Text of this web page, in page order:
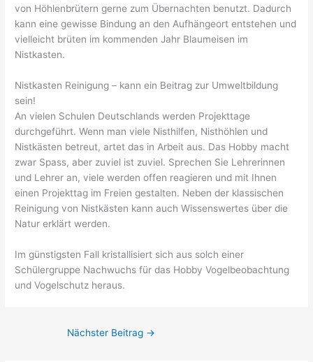
von Höhlenbrütern gerne zum Übernachten benutzt. Dadurch
kann eine gewisse Bindung an den Aufhängeort entstehen und
vielleicht brüten im kommenden Jahr Blaumeisen im
Nistkasten.
Nistkasten Reinigung – kann ein Beitrag zur Umweltbildung
sein!
An vielen Schulen Deutschlands werden Projekttage
durchgeführt. Wenn man viele Nisthilfen, Nisthöhlen und
Nistkästen betreut, artet das in Arbeit aus. Das Hobby macht
zwar Spass, aber zuviel ist zuviel. Sprechen Sie Lehrerinnen
und Lehrer an, viele werden offen reagieren und mit Ihnen
einen Projekttag im Freien gestalten. Neben der klassischen
Reinigung von Nistkästen kann auch Wissenswertes über die
Natur erklärt werden.
Im günstigsten Fall kristallisiert sich aus solch einer
Schülergruppe Nachwuchs für das Hobby Vogelbeobachtung
und Vogelschutz heraus.
Nächster Beitrag →